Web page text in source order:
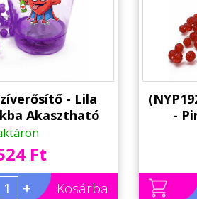
- Lila
Akasztható
világítással -
- Party Kellék
Ft
+ Kosárba
-